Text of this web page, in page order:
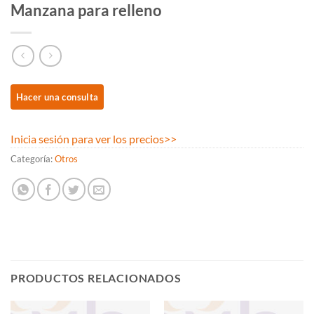
Manzana para relleno
Inicia sesión para ver los precios>>
Categoría:Otros
PRODUCTOS RELACIONADOS